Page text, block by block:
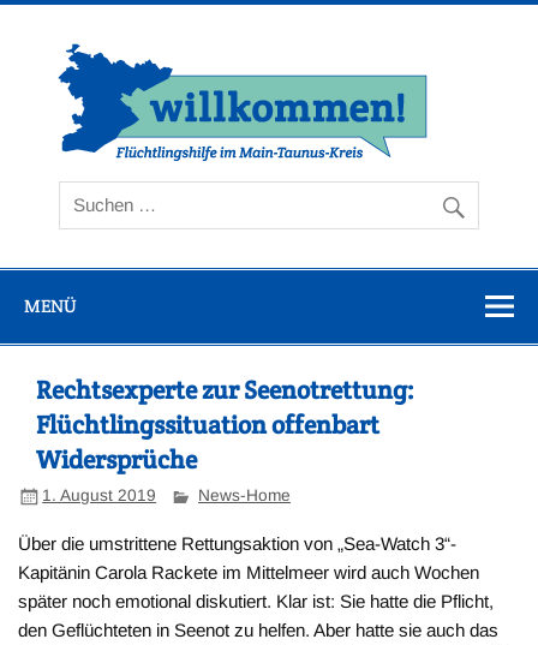
Zum
MENÜ
Rechtsexperte zur Seenotrettung:
Flüchtlingssituation offenbart
Widersprüche
1. August 2019 News-Home
Über die umstrittene Rettungsaktion von „Sea-Watch 3“-
Kapitänin Carola Rackete im Mittelmeer wird auch Wochen
später noch emotional diskutiert. Klar ist: Sie hatte die Pflicht,
den Geflüchteten in Seenot zu helfen. Aber hatte sie auch das